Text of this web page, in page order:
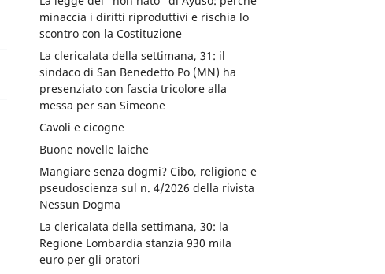
minaccia i diritti riproduttivi e rischia lo
scontro con la Costituzione
La clericalata della settimana, 31: il
sindaco di San Benedetto Po (MN) ha
presenziato con fascia tricolore alla
messa per san Simeone
Cavoli e cicogne
Buone novelle laiche
Mangiare senza dogmi? Cibo, religione e
pseudoscienza sul n. 4/2026 della rivista
Nessun Dogma
La clericalata della settimana, 30: la
Regione Lombardia stanzia 930 mila
euro per gli oratori